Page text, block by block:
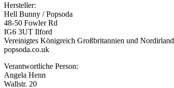
Hersteller:
Hell Bunny / Popsoda
48-50 Fowler Rd
IG6 3UT Ilford
Vereinigtes Königreich Großbritannien und Nordirland
popsoda.co.uk
Verantwortliche Person:
Angela Henn
Wallstr. 20